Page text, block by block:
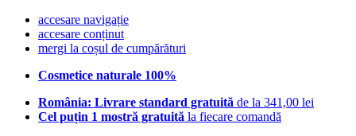
accesare navigație
accesare conținut
mergi la coșul de cumpărături
Cosmetice naturale 100%
România: Livrare standard gratuită de la 341,00 lei
Cel puțin 1 mostră gratuită la fiecare comandă